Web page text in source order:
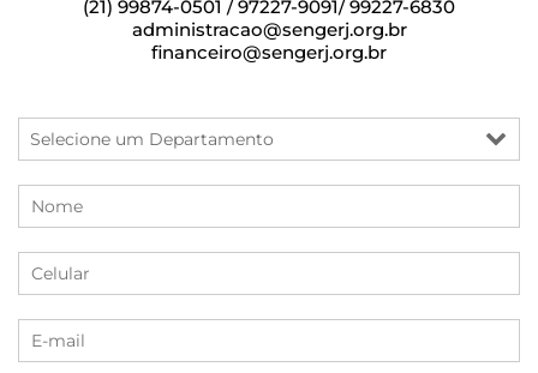
(21) 99874-0501 / 97227-9091/ 99227-6830
administracao@sengerj.org.br
financeiro@sengerj.org.br